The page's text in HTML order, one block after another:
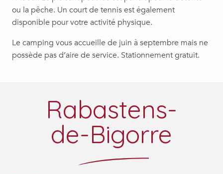
ou la pêche. Un court de tennis est également
disponible pour votre activité physique.
Le camping vous accueille de juin à septembre mais ne
possède pas d’aire de service. Stationnement gratuit.
Rabastens-
de-Bigorre